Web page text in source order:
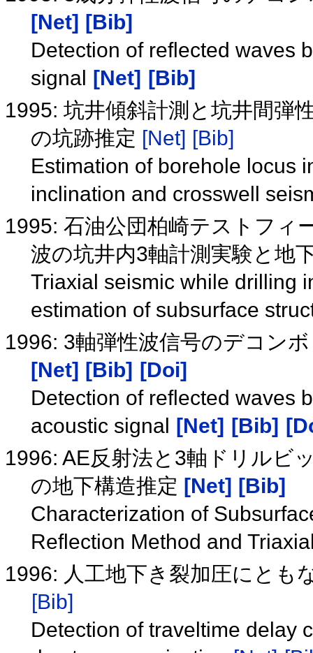
[Net] [Bib]
Detection of reflected waves
signal [Net] [Bib]
1995: 坑井傾斜計測と坑井間弾
の坑跡推定 [Net] [Bib]
Estimation of borehole locus
inclination and crosswell
1995: 石油公団柏崎テストフィ
波の坑井内3軸計測実験と地
Triaxial seismic while drilling
estimation of subsurface
1996: 3軸弾性波信号のデコン
[Net] [Bib] [Doi]
Detection of reflected waves
acoustic signal [Net] [Bib]
1996: AE反射法と3軸ドリルビ
の地下構造推定 [Net] [Bib]
Characterization of
Reflection Method and
1996: 人工地下き裂加圧にとも
[Bib]
Detection of traveltime delay